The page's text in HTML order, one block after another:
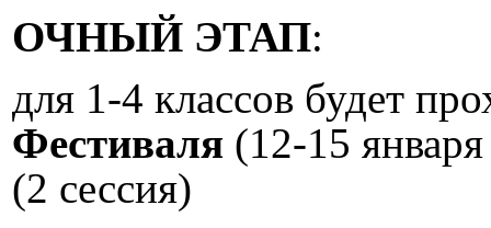
ОЧНЫЙ ЭТАП:
для 1-4 классов будет
Фестиваля (12-15
(2 сессия)